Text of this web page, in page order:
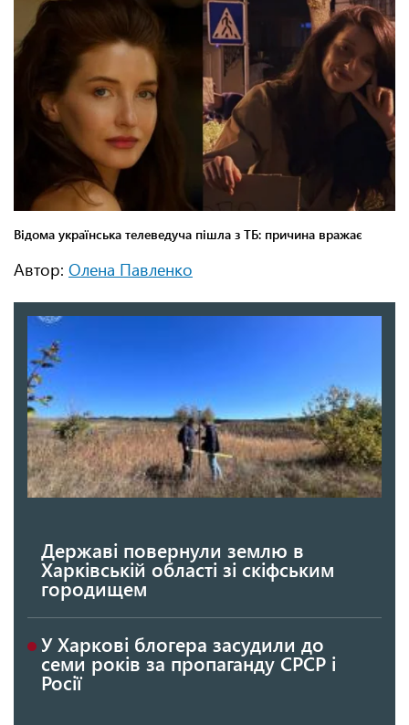
Автор: Олена Павленко
Державі повернули землю в
Харківській області зі скіфським
городищем
У Харкові блогера засудили до
семи років за пропаганду СРСР і
Росії